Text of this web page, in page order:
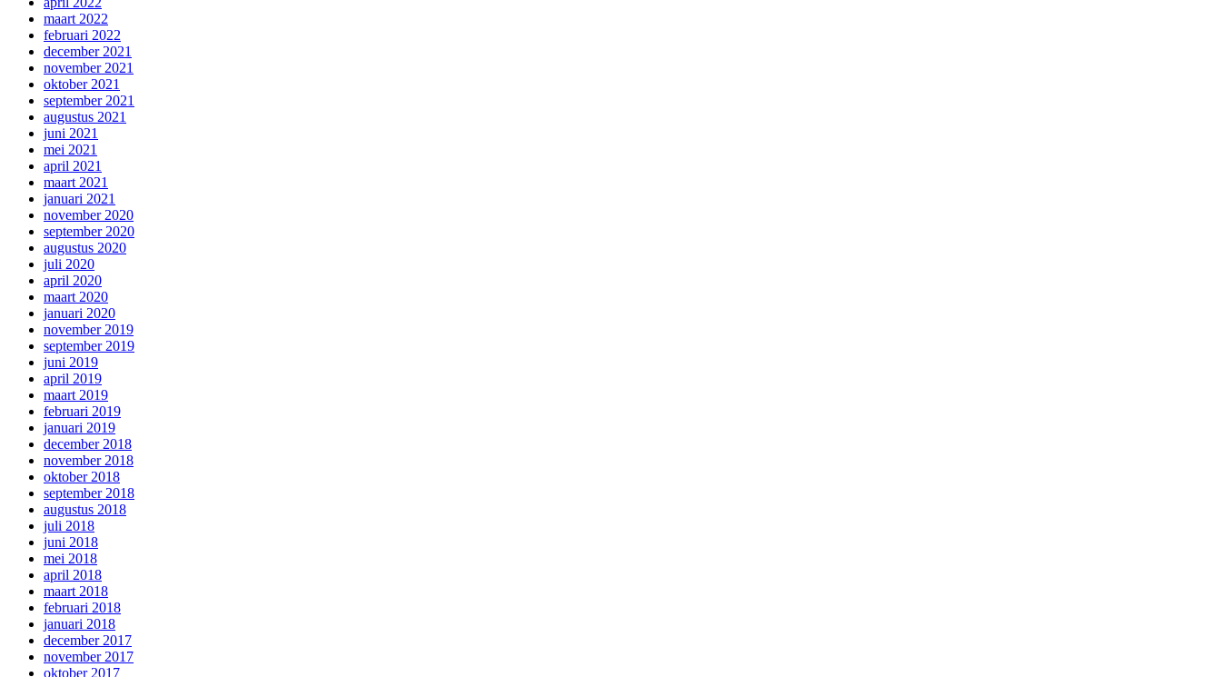
maart 2022
februari 2022
december 2021
november 2021
oktober 2021
september 2021
augustus 2021
juni 2021
mei 2021
april 2021
maart 2021
januari 2021
november 2020
september 2020
augustus 2020
juli 2020
april 2020
maart 2020
januari 2020
november 2019
september 2019
juni 2019
april 2019
maart 2019
februari 2019
januari 2019
december 2018
november 2018
oktober 2018
september 2018
augustus 2018
juli 2018
juni 2018
mei 2018
april 2018
maart 2018
februari 2018
januari 2018
december 2017
november 2017
oktober 2017